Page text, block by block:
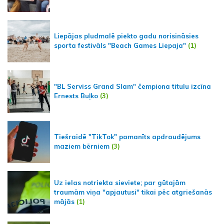
Liepājas pludmalē piekto gadu norisināsies
sporta festivāls "Beach Games Liepaja" (1)
"BL Serviss Grand Slam" čempiona titulu izcīna
Ernests Buļko (3)
Tiešraidē "TikTok" pamanīts apdraudējums
maziem bērniem (3)
Uz ielas notriekta sieviete; par gūtajām
traumām viņa "apjautusi" tikai pēc atgriešanās
mājās (1)